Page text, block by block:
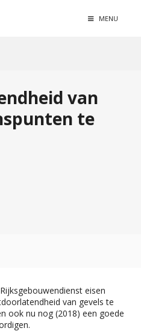
MENU
van
te
eisen
van gevels te
ook nu nog (2018) een goede